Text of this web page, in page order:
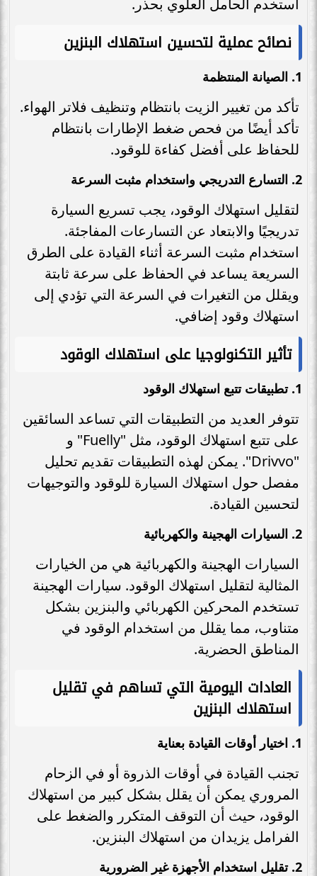
نصائح عملية لتحسين استهلاك البنزين
1. الصيانة المنتظمة
تأكد من تغيير الزيت بانتظام وتنظيف فلاتر الهواء.
تأكد أيضًا من فحص ضغط الإطارات بانتظام
للحفاظ على أفضل كفاءة للوقود.
2. التسارع التدريجي واستخدام مثبت السرعة
لتقليل استهلاك الوقود، يجب تسريع السيارة
تدريجيًا والابتعاد عن التسارعات المفاجئة.
استخدام مثبت السرعة أثناء القيادة على الطرق
السريعة يساعد في الحفاظ على سرعة ثابتة
ويقلل من التغيرات في السرعة التي تؤدي إلى
استهلاك وقود إضافي.
تأثير التكنولوجيا على استهلاك الوقود
1. تطبيقات تتبع استهلاك الوقود
تتوفر العديد من التطبيقات التي تساعد السائقين
على تتبع استهلاك الوقود، مثل "Fuelly" و
"Drivvo". يمكن لهذه التطبيقات تقديم تحليل
مفصل حول استهلاك السيارة للوقود والتوجيهات
لتحسين القيادة.
2. السيارات الهجينة والكهربائية
السيارات الهجينة والكهربائية هي من الخيارات
المثالية لتقليل استهلاك الوقود. سيارات الهجينة
تستخدم المحركين الكهربائي والبنزين بشكل
متناوب، مما يقلل من استخدام الوقود في
المناطق الحضرية.
العادات اليومية التي تساهم في تقليل
استهلاك البنزين
1. اختيار أوقات القيادة بعناية
تجنب القيادة في أوقات الذروة أو في الزحام
المروري يمكن أن يقلل بشكل كبير من استهلاك
الوقود، حيث أن التوقف المتكرر والضغط على
الفرامل يزيدان من استهلاك البنزين.
2. تقليل استخدام الأجهزة غير الضرورية